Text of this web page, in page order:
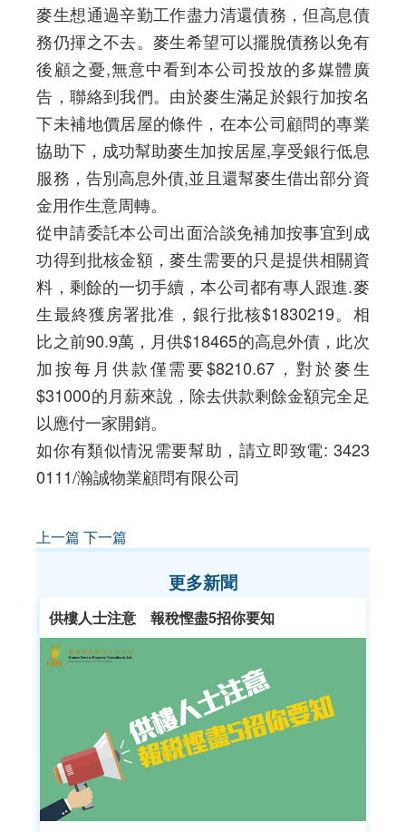
麥生想通過辛勤工作盡力清還債務，但高息債
務仍揮之不去。麥生希望可以擺脫債務以免有
後顧之憂,無意中看到本公司投放的多媒體廣
告，聯絡到我們。由於麥生滿足於銀行加按名
下未補地價居屋的條件，在本公司顧問的專業
協助下，成功幫助麥生加按居屋,享受銀行低息
服務，告別高息外債,並且還幫麥生借出部分資
金用作生意周轉。
從申請委託本公司出面洽談免補加按事宜到成
功得到批核金額，麥生需要的只是提供相關資
料，剩餘的一切手續，本公司都有專人跟進.麥
生最終獲房署批准，銀行批核$1830219。相
比之前90.9萬，月供$18465的高息外債，此次
加按每月供款僅需要$8210.67，對於麥生
$31000的月薪來說，除去供款剩餘金額完全足
以應付一家開銷。
如你有類似情況需要幫助，請立即致電: 3423
0111/瀚誠物業顧問有限公司
上一篇 下一篇
更多新聞
供樓人士注意 報稅慳盡5招你要知